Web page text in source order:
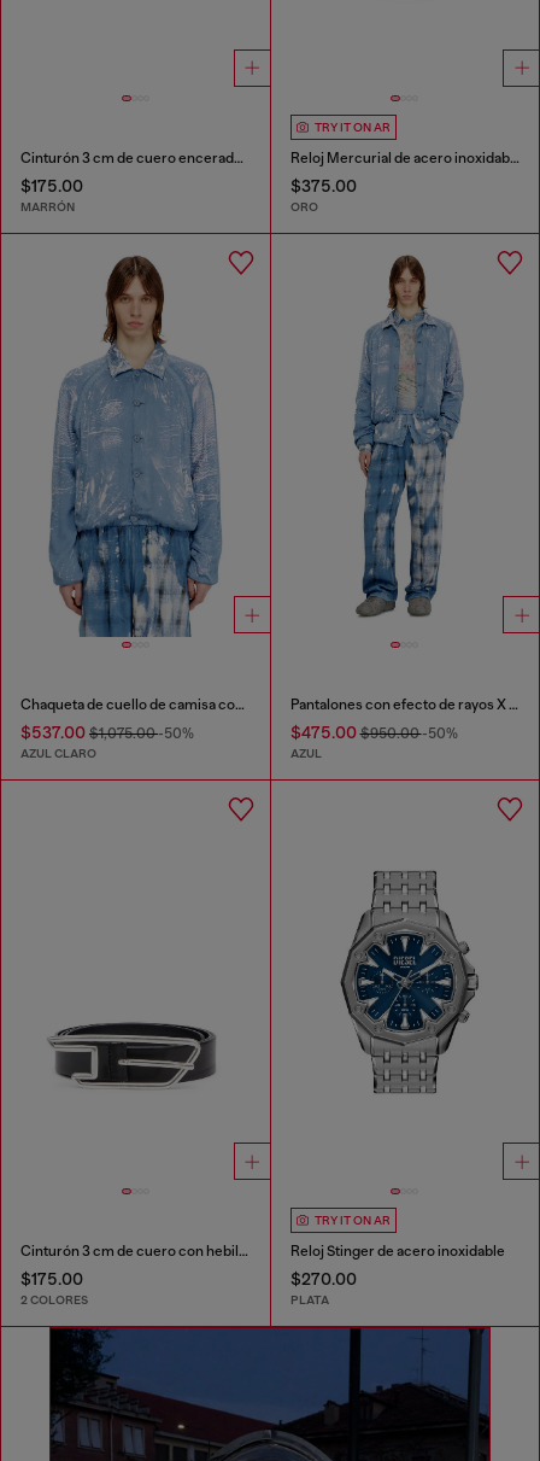
Cinturón 3 cm de cuero encerado con hebilla D-logo
$175.00
MARRÓN
TRY IT ON AR
Reloj Mercurial de acero inoxidable
$375.00
ORO
Chaqueta de cuello de camisa con efecto de rayos X
$537.00 $1,075.00-50%
AZUL CLARO
Pantalones con efecto de rayos X de cuadros
$475.00$950.00-50%
AZUL
Cinturón 3 cm de cuero con hebilla con el logotipo D
$175.00
2 COLORES
TRY IT ON AR
Reloj Stinger de acero inoxidable
$270.00
PLATA